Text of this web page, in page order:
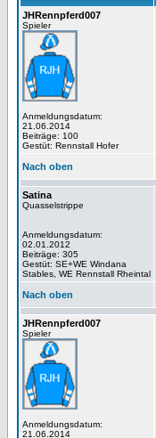
JHRennpferd007
Spieler
Anmeldungsdatum:
21.06.2014
Beiträge: 100
Gestüt: Rennstall Hofer
Nach oben
Satina
Quasselstrippe
Anmeldungsdatum:
02.01.2012
Beiträge: 305
Gestüt: SE+WE Windana
Stables, WE Rennstall Rheintal
Nach oben
JHRennpferd007
Spieler
Anmeldungsdatum:
21.06.2014